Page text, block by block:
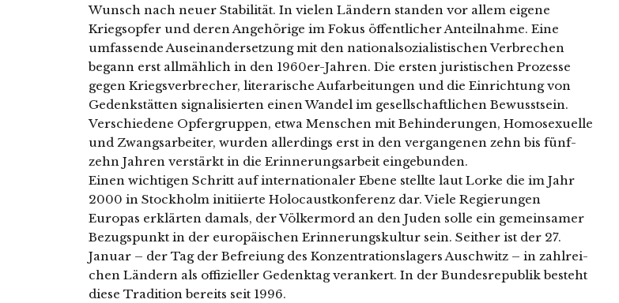
Wunsch nach neu­er Stabilität. In vie­len Ländern stan­den vor allem eige­ne
Kriegsopfer und deren Angehörige im Fokus öffent­li­cher Anteilnahme. Eine
umfas­sen­de Auseinandersetzung mit den natio­nal­so­zia­lis­ti­schen Verbrechen
begann erst all­mäh­lich in den 1960er-Jahren. Die ers­ten juris­ti­schen Prozesse
gegen Kriegsverbrecher, lite­ra­ri­sche Aufarbeitungen und die Einrichtung von
Gedenkstätten signa­li­sier­ten einen Wandel im gesell­schaft­li­chen Bewusstsein.
Verschiedene Opfergruppen, etwa Menschen mit Behinderungen, Homosexuelle
und Zwangsarbeiter, wur­den aller­dings erst in den ver­gan­ge­nen zehn bis fünf­
zehn Jahren ver­stärkt in die Erinnerungsarbeit ein­ge­bun­den.
Einen wich­ti­gen Schritt auf inter­na­tio­na­ler Ebene stell­te laut Lorke die im Jahr
2000 in Stockholm initi­ier­te Holocaustkonferenz dar. Viele Regierungen
Europas erklär­ten damals, der Völkermord an den Juden sol­le ein gemein­sa­mer
Bezugspunkt in der euro­päi­schen Erinnerungskultur sein. Seither ist der 27.
Januar – der Tag der Befreiung des Konzentrationslagers Auschwitz – in zahl­rei­
chen Ländern als offi­zi­el­ler Gedenktag ver­an­kert. In der Bundesrepublik besteht
die­se Tradition bereits seit 1996.